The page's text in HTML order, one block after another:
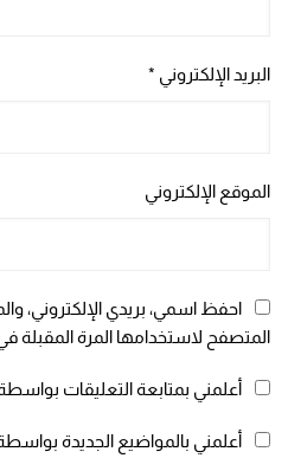
البريد الإلكتروني *
الموقع الإلكتروني
احفظ اسمي، بريدي الإلكتروني،
المتصفح لاستخدامها المرة المقبلة
أعلمني بمتابعة التعليقات بواسطة
أعلمني بالمواضيع الجديدة بواسطة